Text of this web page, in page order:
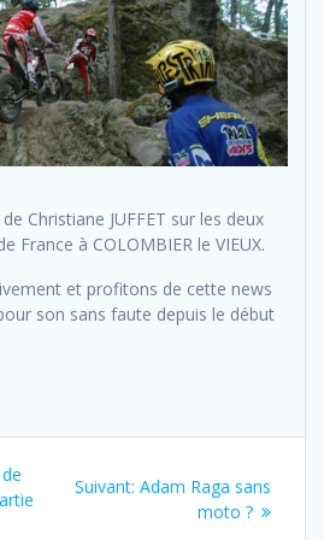
Christiane JUFFET sur les deux
France à COLOMBIER le VIEUX.
et profitons de cette news
son sans faute depuis le début
Suivant: Next
Adam Raga sans
moto ?